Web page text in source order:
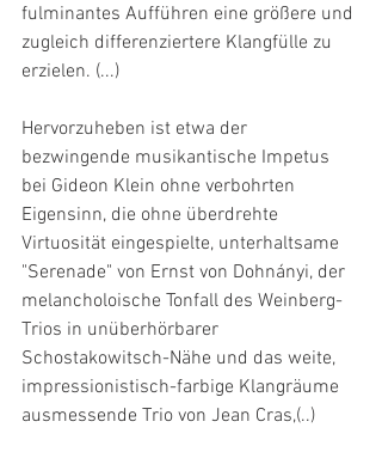
fulminantes Aufführen eine größere und
zugleich differenziertere Klangfülle zu
erzielen. (...)
Hervorzuheben ist etwa der
bezwingende musikantische Impetus
bei Gideon Klein ohne verbohrten
Eigensinn, die ohne überdrehte
Virtuosität eingespielte, unterhaltsame
"Serenade" von Ernst von Dohnányi, der
melancholoische Tonfall des Weinberg-
Trios in unüberhörbarer
Schostakowitsch-Nähe und das weite,
impressionistisch-farbige Klangräume
ausmessende Trio von Jean Cras,(..)